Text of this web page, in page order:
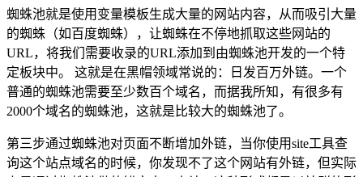
蜘蛛池就是使用变量模板生成大量的网站内容，从而吸引大量
的蜘蛛（如百度蜘蛛），让蜘蛛在不停地抓取这些网站的
URL，将我们需要收录的URL添加到由蜘蛛池开发的一个特
定板块中。 这就是在黑帽领域常说的：日发百万外链。一个
普通的蜘蛛池需要至少数百个域名，而据我所知，有很多有
2000个域名的蜘蛛池，这就是比较大的蜘蛛池了。
第三步通过蜘蛛池对页面不断增加外链，当你使用site工具查
询这个站点域名的时候，你发现不了这个网站有外链，但实际